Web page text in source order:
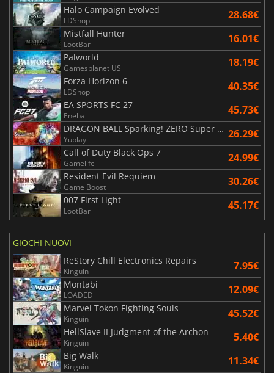
Halo Campaign Evolved
LDShop 28.68€
Mistfall Hunter
LootBar 16.01€
Palworld
Gamesplanet US 18.19€
Forza Horizon 6
LDShop 40.35€
EA SPORTS FC 27
Eneba 45.73€
DRAGON BALL Sparking! ZERO Super Limit Breaking NEO
Yuplay 26.29€
Call of Duty Black Ops 7
Gamelife 24.99€
Resident Evil Requiem
Game Boost 30.26€
007 First Light
LootBar 45.17€
GIOCHI NUOVI
ReStory Chill Electronics Repairs
Kinguin 7.95€
Montabi
LOADED 12.09€
Marvel Tokon Fighting Souls
Kinguin 45.52€
HellSlave II Judgment of the Archon
Kinguin 5.40€
Big Walk
Kinguin 11.34€